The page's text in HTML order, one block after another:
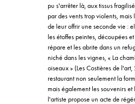
pu s'arrêter là, aux tissus
par des vents trop violents, mais
de leur offrir une seconde vie :
les étoffes peintes, découpées
répare et les abrite dans un
niché dans les vignes, « La
oiseaux » (Les Costières de
restaurant non seulement la
mais également les souvenirs et
l'artiste propose un acte de